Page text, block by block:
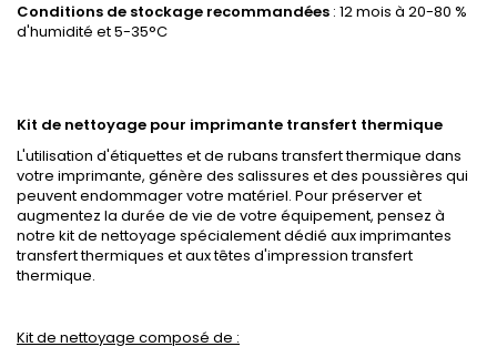
Conditions de stockage recommandées : 12 mois à 20-80 %
d'humidité et 5-35°C
Kit de nettoyage pour imprimante transfert thermique
L'utilisation d'étiquettes et de rubans transfert thermique dans
votre imprimante, génère des salissures et des poussières qui
peuvent endommager votre matériel. Pour préserver et
augmentez la durée de vie de votre équipement, pensez à
notre kit de nettoyage spécialement dédié aux imprimantes
transfert thermiques et aux têtes d'impression transfert
thermique.
Kit de nettoyage composé de :